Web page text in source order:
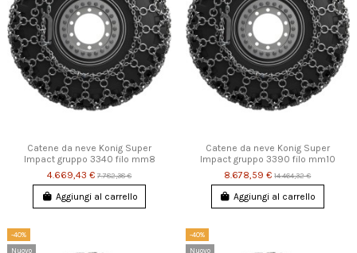
Catene da neve Konig Super
Impact gruppo 3340 filo mm8
4.669,43 €7.782,38 €
Aggiungi al carrello
Catene da neve Konig Super
Impact gruppo 3390 filo mm10
8.678,59 €14.464,32 €
Aggiungi al carrello
-40%
Nuovo
-40%
Nuovo